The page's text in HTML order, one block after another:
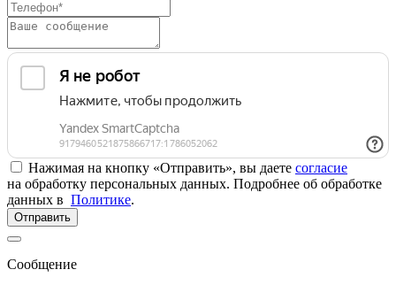
Нажимая на кнопку «Отправить», вы даете согласие
на обработку персональных данных. Подробнее об обработке
данных в Политике.
Отправить
Сообщение